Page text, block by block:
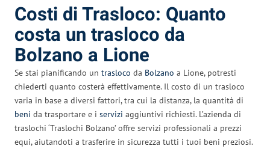
Costi di Trasloco: Quanto
costa un trasloco da
Bolzano a Lione
Se stai pianificando un trasloco da Bolzano a Lione, potresti
chiederti quanto costerà effettivamente. Il costo di un trasloco
varia in base a diversi fattori, tra cui la distanza, la quantità di
beni da trasportare e i servizi aggiuntivi richiesti. L’azienda di
traslochi ‘Traslochi Bolzano’ offre servizi professionali a prezzi
equi, aiutandoti a trasferire in sicurezza tutti i tuoi beni preziosi.